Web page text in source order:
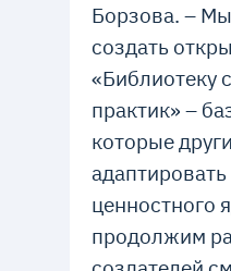
Борзова. –
создать
«Библиотеку
практик» –
которые
ценностного
продолжим